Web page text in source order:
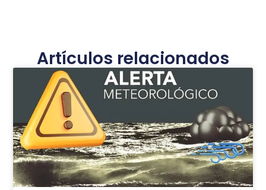
Artículos relacionados